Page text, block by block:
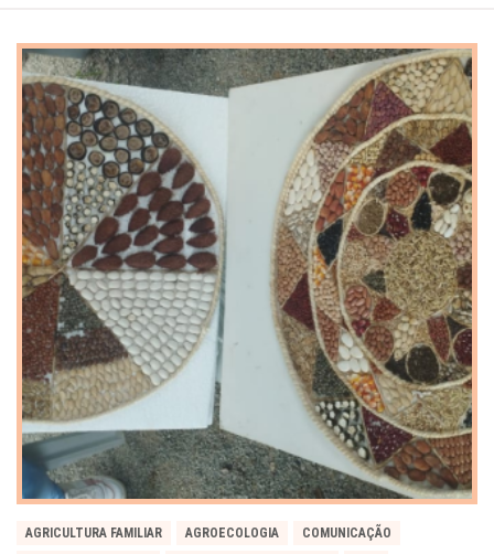
AGRICULTURA FAMILIAR AGROECOLOGIA
COMUNICAÇÃO